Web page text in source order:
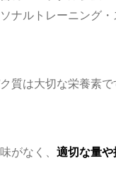
ナルトレーニング
質は大切な栄養素で
がなく、 適切な量